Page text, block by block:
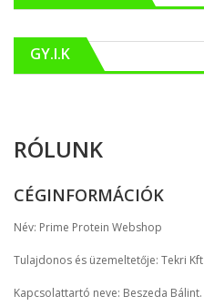
GY.I.K
RÓLUNK
CÉGINFORMÁCIÓK
Név: Prime Protein Webshop
Tulajdonos és üzemeltetője: Tekri Kft
Kapcsolattartó neve: Beszeda Bálint.